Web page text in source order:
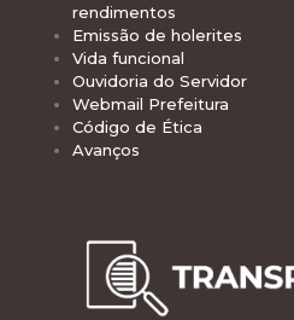
rendimentos
Emissão de holerites
Vida funcional
Ouvidoria do Servidor
Webmail Prefeitura
Código de Ética
Avanços